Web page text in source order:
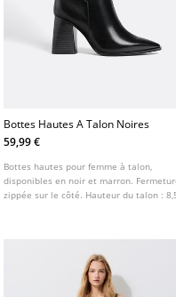
Bottes Hautes A Talon Noires
59,99 €
Bottes hautes pour femme à talon,
disponibles en noir et marron.
zippée sur le côté. Hauteur du talon :